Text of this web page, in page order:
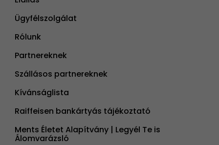
Ügyfélszolgálat
Rólunk
Partnereknek
Szállásos partnereknek
Kívánságlista
Raiffeisen bankártyás tájékoztató
Ments Életet Alapítvány | Legyél Te is
Álomvarázsló